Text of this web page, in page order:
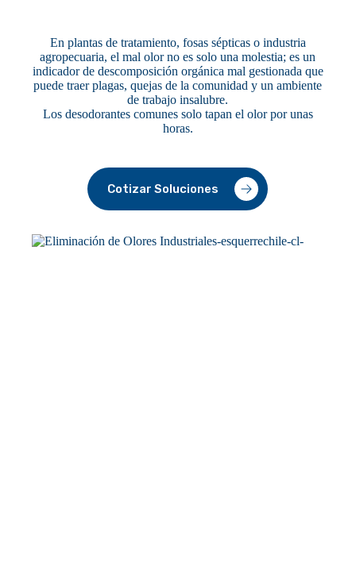
En plantas de tratamiento, fosas sépticas o industria
agropecuaria, el mal olor no es solo una molestia; es un
indicador de descomposición orgánica mal gestionada que
puede traer plagas, quejas de la comunidad y un ambiente
de trabajo insalubre.
Los desodorantes comunes solo tapan el olor por unas
horas.
Cotizar Soluciones